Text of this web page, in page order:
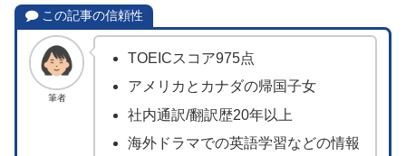
この記事の信頼性
筆者
TOEICスコア975点
アメリカとカナダの帰国子女
社内通訳/翻訳歴20年以上
海外ドラマでの英語学習などの情報